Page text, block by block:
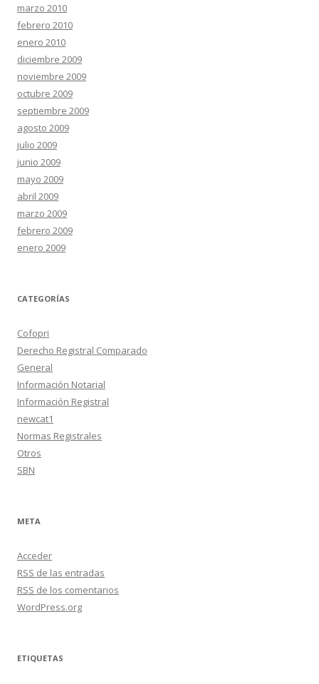
marzo 2010
febrero 2010
enero 2010
diciembre 2009
noviembre 2009
octubre 2009
septiembre 2009
agosto 2009
julio 2009
junio 2009
mayo 2009
abril 2009
marzo 2009
febrero 2009
enero 2009
CATEGORÍAS
Cofopri
Derecho Registral Comparado
General
Información Notarial
Información Registral
newcat1
Normas Registrales
Otros
SBN
META
Acceder
RSS de las entradas
RSS de los comentarios
WordPress.org
ETIQUETAS